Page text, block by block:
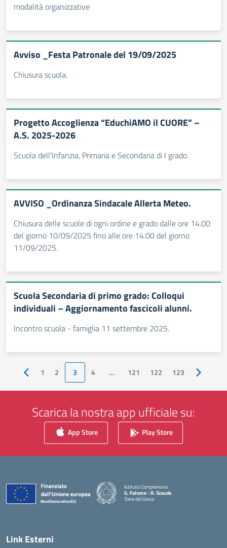
modalità organizzative
Avviso _Festa Patronale del 19/09/2025
Chiusura scuola.
Progetto Accoglienza “EduchiAMO il CUORE” –
A.S. 2025-2026
Scuola dell’Infanzia, Primaria e Secondaria di I grado.
AVVISO _Ordinanza Sindacale Allerta Meteo.
Chiusura delle scuole di ogni ordine e grado dalle ore 14.00
del giorno 10/09/2025 fino alle ore 14.00 del giorno
11/09/2025.
Scuola Secondaria di primo grado: Colloqui
individuali – Aggiornamento fascicoli alunni.
Incontro scuola - famiglia 11 settembre 2025.
Pagina precedente
1 2 3 4 … 121 122 123 Pagina
Scarica la nostra app ufficiale su:
App Store Play Store
Istituto Comprensivo
G. Falcone - R. Scauda
Torre del Greco
Link Esterni